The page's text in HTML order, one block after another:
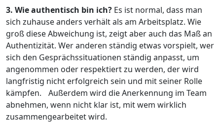
3. Wie authentisch bin ich? Es ist normal, dass man
sich zuhause anders verhält als am Arbeitsplatz. Wie
groß diese Abweichung ist, zeigt aber auch das Maß an
Authentizität. Wer anderen ständig etwas vorspielt, wer
sich den Gesprächssituationen ständig anpasst, um
angenommen oder respektiert zu werden, der wird
langfristig nicht erfolgreich sein und mit seiner Rolle
kämpfen. Außerdem wird die Anerkennung im Team
abnehmen, wenn nicht klar ist, mit wem wirklich
zusammengearbeitet wird.